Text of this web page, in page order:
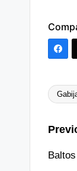
Tags: